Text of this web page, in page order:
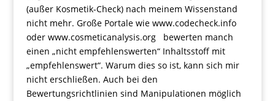
(außer Kosmetik-Check) nach meinem Wissenstand
nicht mehr. Große Portale wie www.codecheck.info
oder www.cosmeticanalysis.org bewerten manch
einen „nicht empfehlenswerten“ Inhaltsstoff mit
„empfehlenswert“. Warum dies so ist, kann sich mir
nicht erschließen. Auch bei den
Bewertungsrichtlinien sind Manipulationen möglich